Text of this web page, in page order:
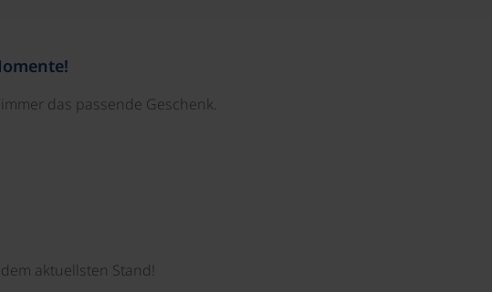
das passende Geschenk.
aktuellsten Stand!